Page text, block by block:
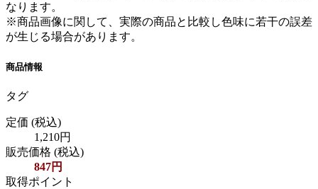
なります。
※商品画像に関して、実際の商品と比較し色味に若干の誤差
が生じる場合があります。
商品情報
タグ
定価 (税込)
1,210円
販売価格 (税込)
847円
取得ポイント